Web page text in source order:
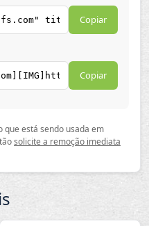
Copiar
Copiar
que está sendo usada em
solicite a remoção imediata